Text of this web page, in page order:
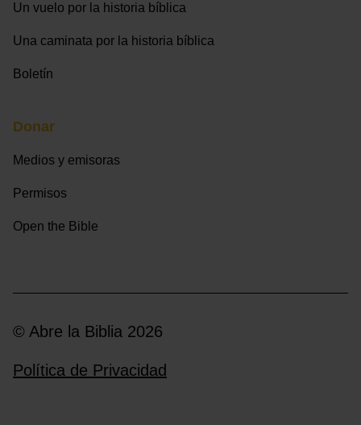
Un vuelo por la historia bíblica
Una caminata por la historia bíblica
Boletín
Donar
Medios y emisoras
Permisos
Open the Bible
© Abre la Biblia 2026
Política de Privacidad